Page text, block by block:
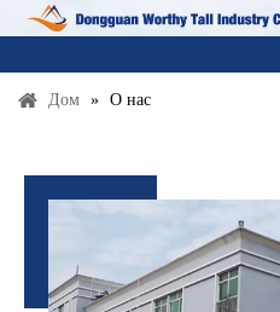
Дом » О нас